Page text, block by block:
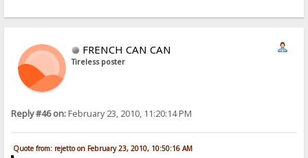
FRENCH CAN CAN
Tireless poster
Reply #46 on:February 23, 2010, 11:20:14 PM
Quote from: rejetto on February 23, 2010, 10:50:16 AM